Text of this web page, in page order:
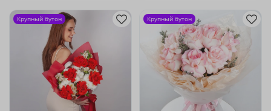
Крупный бутон Крупный бутон